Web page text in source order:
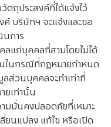
ตถุประสงค์ที่ได้แจ้งไว้
ค์ บริษัทฯ จะแจ้งและขอ
การ
แก่บุคคลที่สามโดยไม่ได้
ในกรณีที่กฎหมายกำหนด
ลส่วนบุคคลจะทำเท่าที่
ยเท่านั้น
มมั่นคงปลอดภัยที่เหมาะ
ยนแปลง แก้ไข หรือเปิด